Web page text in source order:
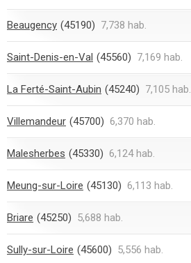
Beaugency (45190) 7,738 hab.
Saint-Denis-en-Val (45560) 7,169 hab.
La Ferté-Saint-Aubin (45240) 7,105 hab.
Villemandeur (45700) 6,370 hab.
Malesherbes (45330) 6,124 hab.
Meung-sur-Loire (45130) 6,113 hab.
Briare (45250) 5,688 hab.
Sully-sur-Loire (45600) 5,556 hab.